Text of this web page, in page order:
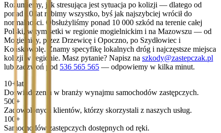
Rozumiemy, jak stresująca jest sytuacja po kolizji — dlatego od
ponad 10 lat robimy wszystko, byś jak najszybciej wrócił do
normalności. Obsłużyliśmy ponad 10 000 szkód na terenie całej
Polski, w tym setki w regionie mogielnickim i na Mazowszu — od
Mogielnicy, przez Drzewicę i Opoczno, po Szydłowiec i
Końskowolę. Znamy specyfikę lokalnych dróg i najczęstsze miejsca
kolizji w regionie. Masz pytanie? Napisz na szkody@zastepczak.pl
lub zadzwoń pod 536 565 565 — odpowiemy w kilka minut.
10+ lat
Doświadczenia w branży wynajmu samochodów zastępczych.
500+
Zadowolonych klientów, którzy skorzystali z naszych usług.
100+
Samochodów zastępczych dostępnych od ręki.